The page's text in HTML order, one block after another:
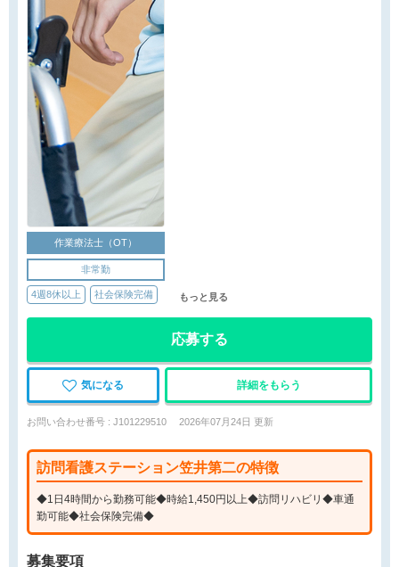
作業療法士（OT）
非常勤
4週8休以上 社会保険完備 もっと見る
応募する
気になる 詳細をもらう
お問い合わせ番号 : J101229510 2026年07月24日 更新
訪問看護ステーション笠井第二の特徴
◆1日4時間から勤務可能◆時給1,450円以上◆訪問リハビリ◆車通
勤可能◆社会保険完備◆
募集要項